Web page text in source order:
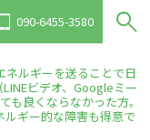
090-6455-3580
ネルギーを送ることで日
ビデオ、Googleミー
も良くならなかった方。
ギー的な障害も得意で